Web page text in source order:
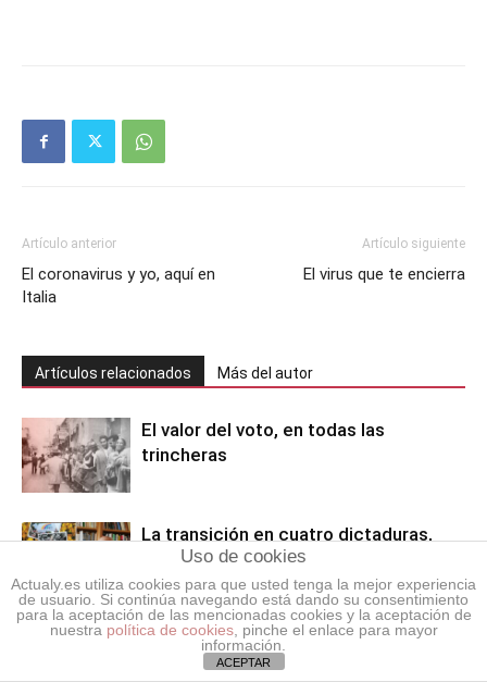
Artículo anterior
El coronavirus y yo, aquí en
Italia
Artículo siguiente
El virus que te encierra
Artículos relacionados Más del autor
El valor del voto, en todas las
trincheras
La transición en cuatro dictaduras,
análisis de Alejandro Arratia
De aquellos sueños de libertad del 58
a la pesadilla del 98
Uso de cookies
Actualy.es utiliza cookies para que usted tenga la mejor experiencia
de usuario. Si continúa navegando está dando su consentimiento
para la aceptación de las mencionadas cookies y la aceptación de
nuestra política de cookies, pinche el enlace para mayor
información.
ACEPTAR